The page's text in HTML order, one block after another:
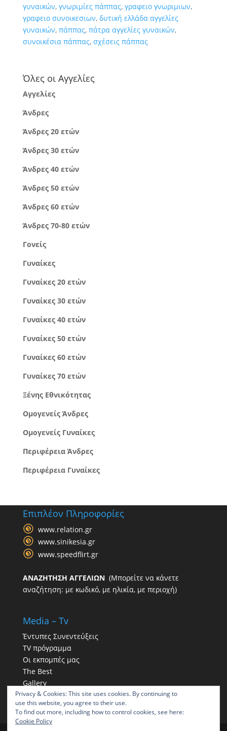
γυναικών, γνωριμίες πάππας, γραφειο γνωριμιων,
γραφειο συνοικεσιων, δυτική ελλάδα αγγελίες
γυναικών, πάππας, πάτρα αγγελίες γυναικών,
συνοικέσια πάππας, σχέσεις πάππας
Όλες οι Αγγελίες
Αγγελίες
Άνδρες
Άνδρες 20 ετών
Άνδρες 30 ετών
Άνδρες 40 ετών
Άνδρες 50 ετών
Άνδρες 60 ετών
Άνδρες 70-80 ετών
Γονείς
Γυναίκες
Γυναίκες 20 ετών
Γυναίκες 30 ετών
Γυναίκες 40 ετών
Γυναίκες 50 ετών
Γυναίκες 60 ετών
Γυναίκες 70 ετών
Ξένης Εθνικότητας
Ομογενείς Άνδρες
Ομογενείς Γυναίκες
Περιφέρεια Άνδρες
Περιφέρεια Γυναίκες
Επιπλέον Πληροφορίες
www.relation.gr
www.sinikesia.gr
www.speedflirt.gr
ΑΝΑΖΗΤΗΣΗ ΑΓΓΕΛΙΩΝ(Μπορείτε να κάνετε
αναζήτηση: με κωδικό, με ηλικία, με περιοχή)
Media – Tv
Έντυπες Συνεντεύξεις
TV πρόγραμμα
Οι εκπομπές μας
The Best
Gallery
Η παρουσία μας στα social
Privacy & Cookies: This site uses cookies. By continuing to
use this website, you agree to their use.
To find out more, including how to control cookies, see here:
Cookie Policy